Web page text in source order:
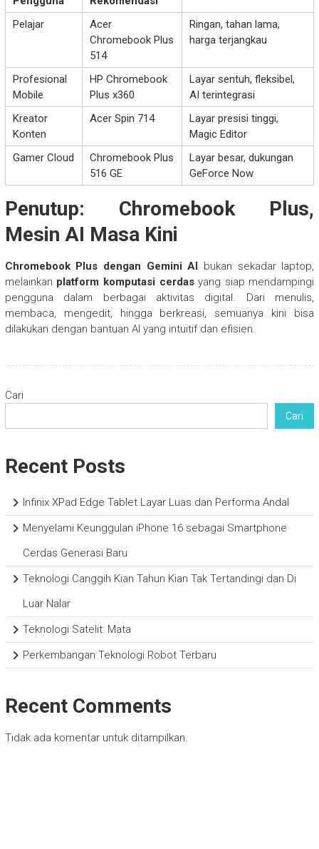
Pelajar
Acer
Chromebook Plus
514
Ringan, tahan lama,
harga terjangkau
Profesional
Mobile
HP Chromebook
Plus x360
Layar sentuh, fleksibel,
AI terintegrasi
Kreator
Konten
Acer Spin 714
Layar presisi tinggi,
Magic Editor
Gamer Cloud
Chromebook Plus
516 GE
Layar besar, dukungan
GeForce Now
Penutup: Chromebook Plus,
Mesin AI Masa Kini
Chromebook Plus dengan Gemini AI
bukan sekadar laptop,
melainkan platform komputasi cerdasyang siap mendampingi
pengguna dalam berbagai aktivitas digital. Dari menulis,
membaca, mengedit, hingga berkreasi, semuanya kini bisa
dilakukan dengan bantuan AI yang intuitif dan efisien.
Cari
Cari
Recent Posts
Infinix XPad Edge Tablet Layar Luas dan Performa Andal
Menyelami Keunggulan iPhone 16 sebagai Smartphone
Cerdas Generasi Baru
Teknologi Canggih Kian Tahun Kian Tak Tertandingi dan Di
Luar Nalar
Teknologi Satelit: Mata
Perkembangan Teknologi Robot Terbaru
Recent Comments
Tidak ada komentar untuk ditampilkan.